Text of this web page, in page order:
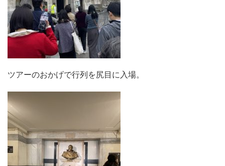
ツアーのおかげで行列を尻目に入場。